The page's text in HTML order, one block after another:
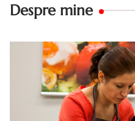
Despre mine